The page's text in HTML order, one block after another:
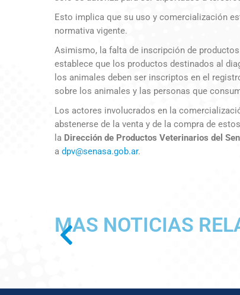
Esto implica que su uso y comercialización
normativa vigente.
Asimismo, la falta de inscripción de
establece que los productos destinados al
los animales deben ser inscriptos en el
sobre los animales y las personas que
Los actores involucrados en la
abstenerse de la venta y de la compra de
la Dirección de Productos Veterinarios del
a dpv@senasa.gob.ar.
MAS NOTICIAS